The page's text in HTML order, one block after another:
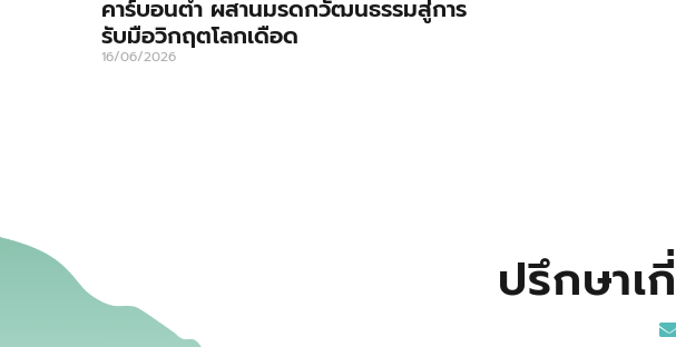
คาร์บอนต่ำ ผสานมรดกวัฒนธรรมสู่การ
รับมือวิกฤตโลกเดือด
16/06/2026
ปรึกษาเ